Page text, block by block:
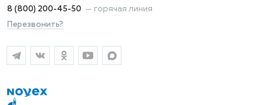
8 (800) 200-45-50 — горячая линия
Перезвонить?